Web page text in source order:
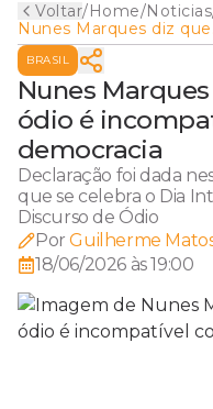
Voltar/Home/Noticias
Nunes Marques diz que
discurso de ódio é
incompatível com a
democracia
BRASIL
Nunes
ódio é
democracia
Declaração foi dada
que se celebra o Dia
Discurso de Ódio
Por Guilherme
18/06/2026 às 19:00